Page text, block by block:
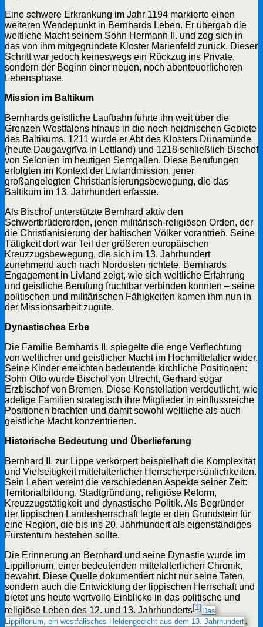
Eine schwere Erkrankung im Jahr 1194 markierte einen
weiteren Wendepunkt in Bernhards Leben. Er übergab die
weltliche Macht seinem Sohn Hermann II. und zog sich in
das von ihm mitgegründete Kloster Marienfeld zurück. Dieser
Schritt war jedoch keineswegs ein Rückzug ins Private,
sondern der Beginn einer neuen, noch abenteuerlicheren
Lebensphase.
Mission im Baltikum
Bernhards geistliche Laufbahn führte ihn weit über die
Grenzen Westfalens hinaus in die noch heidnischen Gebiete
des Baltikums. 1211 wurde er Abt des Klosters Dünamünde
(heute Daugavgrīva in Lettland) und 1218 schließlich Bischof
von Selonien im heutigen Semgallen. Diese Berufungen
erfolgten im Kontext der Livlandmission, jener
großangelegten Christianisierungsbewegung, die das
Baltikum im 13. Jahrhundert erfasste.
Als Bischof unterstützte Bernhard aktiv den
Schwertbrüderorden, jenen militärisch-religiösen Orden, der
die Christianisierung der baltischen Völker vorantrieb. Seine
Tätigkeit dort war Teil der größeren europäischen
Kreuzzugsbewegung, die sich im 13. Jahrhundert
zunehmend auch nach Nordosten richtete. Bernhards
Engagement in Livland zeigt, wie sich weltliche Erfahrung
und geistliche Berufung fruchtbar verbinden konnten – seine
politischen und militärischen Fähigkeiten kamen ihm nun in
der Missionsarbeit zugute.
Dynastisches Erbe
Die Familie Bernhards II. spiegelte die enge Verflechtung
von weltlicher und geistlicher Macht im Hochmittelalter wider.
Seine Kinder erreichten bedeutende kirchliche Positionen:
Sohn Otto wurde Bischof von Utrecht, Gerhard sogar
Erzbischof von Bremen. Diese Konstellation verdeutlicht, wie
adelige Familien strategisch ihre Mitglieder in einflussreiche
Positionen brachten und damit sowohl weltliche als auch
geistliche Macht konzentrierten.
Historische Bedeutung und Überlieferung
Bernhard II. zur Lippe verkörpert beispielhaft die Komplexität
und Vielseitigkeit mittelalterlicher Herrscherpersönlichkeiten.
Sein Leben vereint die verschiedenen Aspekte seiner Zeit:
Territorialbildung, Stadtgründung, religiöse Reform,
Kreuzzugstätigkeit und dynastische Politik. Als Begründer
der lippischen Landesherrschaft legte er den Grundstein für
eine Region, die bis ins 20. Jahrhundert als eigenständiges
Fürstentum bestehen sollte.
Die Erinnerung an Bernhard und seine Dynastie wurde im
Lippiflorium, einer bedeutenden mittelalterlichen Chronik,
bewahrt. Diese Quelle dokumentiert nicht nur seine Taten,
sondern auch die Entwicklung der lippischen Herrschaft und
bietet uns heute wertvolle Einblicke in das politische und
religiöse Leben des 12. und 13. Jahrhunderts[1] Das
Lippiflorium, ein westfälisches Heldengedicht aus dem 13. Jahrhundert.